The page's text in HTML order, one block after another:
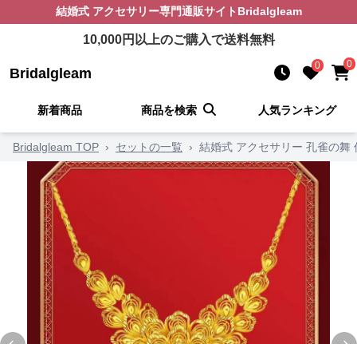
結婚式 アクセサリー専門通販サイト Bridalgleam
10,000円以上のご購入で送料無料
Bridalgleam 0 0
新着商品 商品を検索 人気ランキング
Bridalgleam TOP › セットの一覧 › 結婚式 アクセサリー 孔雀の舞